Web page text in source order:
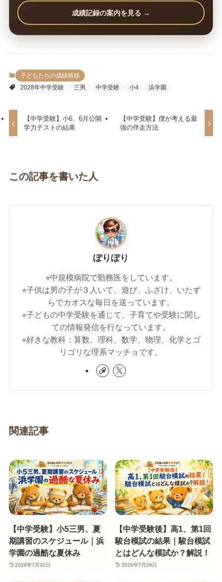
成績記録の案内を見る →
子どもたちの成績推移
2028年中学受験
三男 中学受験 小4 浜学園
【中学受験】小6、6月公開
学力テストの結果
【中学受験】僕が考える最
強の伴走方法
この記事を書いた人
ぽりぽり
⭐︎中規模病院で勤務医をしています。
⭐︎子供は男の子が３人いて、遊び、ふざけ、いたず
らでカオスな毎日を送っています。
⭐︎子どもの中学受験を通じて、子育てや受験に関し
ての情報発信を行なっています。
⭐︎好きな教科：算数、理科、数学、物理、化学とゴ
リゴリな理系マッチョです。
関連記事
【中学受験】小5三男、夏
期講習のスケジュール｜浜
学園の過酷な夏休み
2026年7月31日
【中学受験後】高1、第1回
駿台模試の結果｜駿台模試
とはどんな模試か？解説！
2026年7月26日